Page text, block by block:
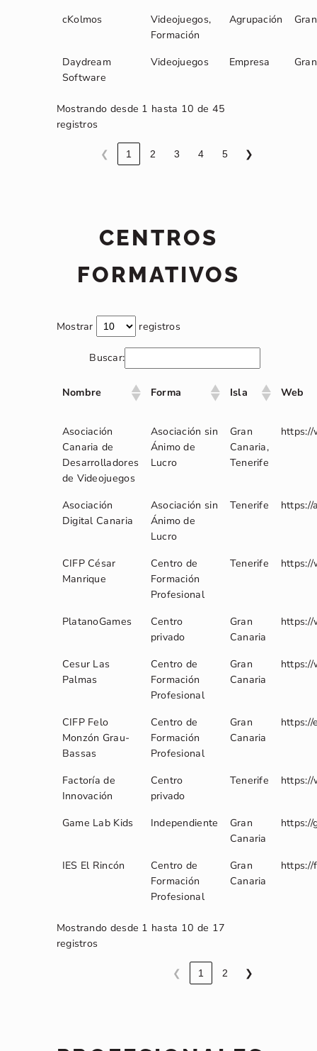
cKolmos
Videojuegos,
Formación
Agrupación
Daydream
Software
Videojuegos Empresa
Mostrando desde 1 hasta 10 de 45
registros
❮ 1 2 3 4 5 ❯
CENTROS
FORMATIVOS
Mostrar registros
Buscar:
Nombre Forma Isla Web
Asociación
Canaria de
Desarrolladores
de Videojuegos
Asociación sin
Ánimo de
Lucro
Gran
Canaria,
Tenerife
https://
Asociación
Digital Canaria
Asociación sin
Ánimo de
Lucro
Tenerife https://
CIFP César
Manrique
Centro de
Formación
Profesional
Tenerife https://
PlatanoGames
Centro
privado
Gran
Canaria
https://
Cesur Las
Palmas
Centro de
Formación
Profesional
Gran
Canaria
https://
CIFP Felo
Monzón Grau-
Bassas
Centro de
Formación
Profesional
Gran
Canaria
https://
Factoría de
Innovación
Centro
privado
Tenerife https://
Game Lab Kids Independiente
Gran
Canaria
https://
IES El Rincón
Centro de
Formación
Profesional
Gran
Canaria
https://
Mostrando desde 1 hasta 10 de 17
registros
❮ 1 2 ❯